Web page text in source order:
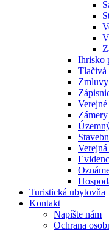
Ihrisko
Tlačivá
Zmluvy
Zámery
Turistická ubytovňa
Kontakt
Napíšte nám
Ochrana